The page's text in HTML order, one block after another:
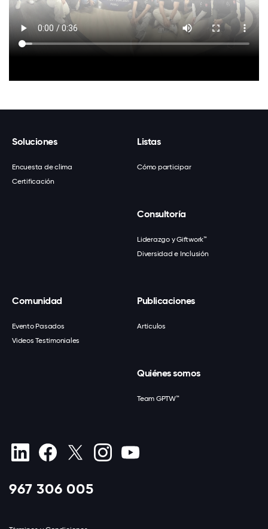
Soluciones
Encuesta de clima
Certificación
Listas
Cómo participar
Consultoría
Liderazgo y Giftwork™
Diversidad e Inclusión
Comunidad
Evento Pasados
Videos Testimoniales
Publicaciones
Artículos
Quiénes somos
Team GPTW™
967 306 005